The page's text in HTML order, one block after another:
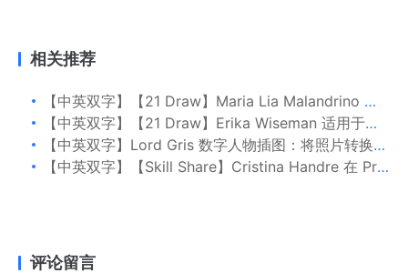
相关推荐
【中英双字】【21 Draw】Maria Lia Malandrino 如何画卡通人物
【中英双字】【21 Draw】Erika Wiseman 适用于初学者的 Procreate 中的数字绘图
【中英双字】Lord Gris 数字人物插图：将照片转换为风格化的肖像
【中英双字】【Skill Share】Cristina Handre 在 Procreate 中画一个有趣的斑马
评论留言